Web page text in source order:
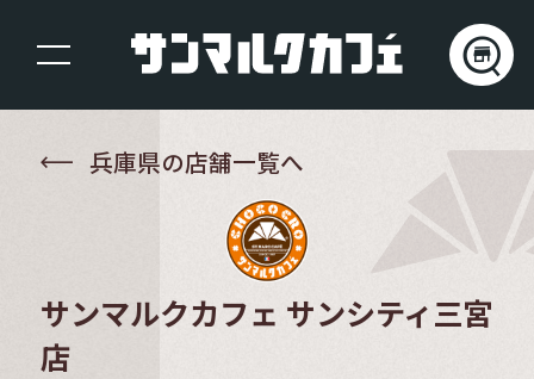
兵庫県の店舗一覧へ
サンマルクカフェ サンシティ三宮
店